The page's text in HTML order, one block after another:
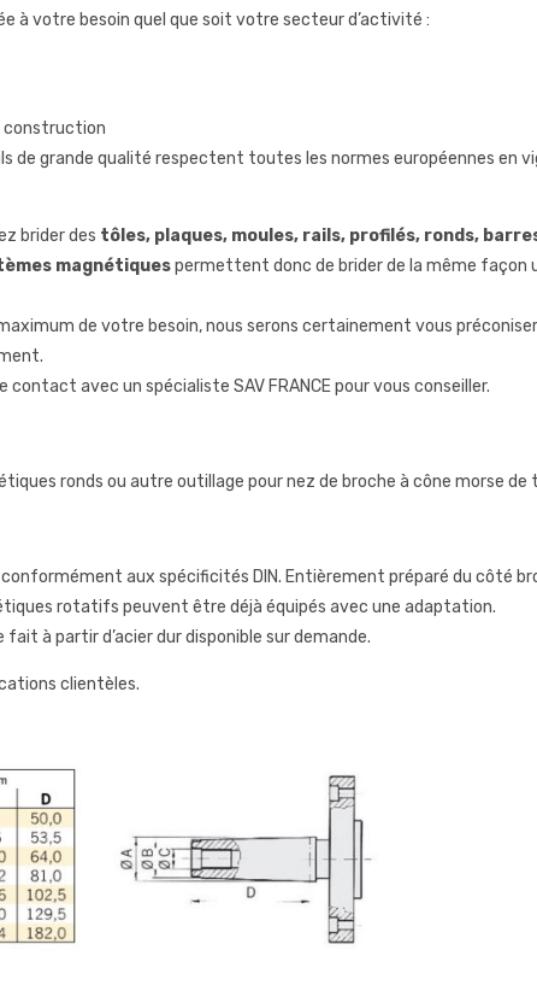
à votre besoin quel que soit votre secteur d’activité :
construction
de grande qualité respectent toutes les normes européennes en
brider des tôles, plaques, moules, rails, profilés, ronds,
magnétiquespermettent donc de brider de la même façon
de votre besoin, nous serons certainement vous
contact avec un spécialiste SAV FRANCE pour vous conseiller.
ronds ou autre outillage pour nez de broche à cône morse de
aux spécificités DIN. Entièrement préparé du côté
rotatifs peuvent être déjà équipés avec une adaptation.
à partir d’acier dur disponible sur demande.
clientèles.